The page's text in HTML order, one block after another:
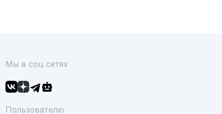
Мы в соц сетях
Пользователю